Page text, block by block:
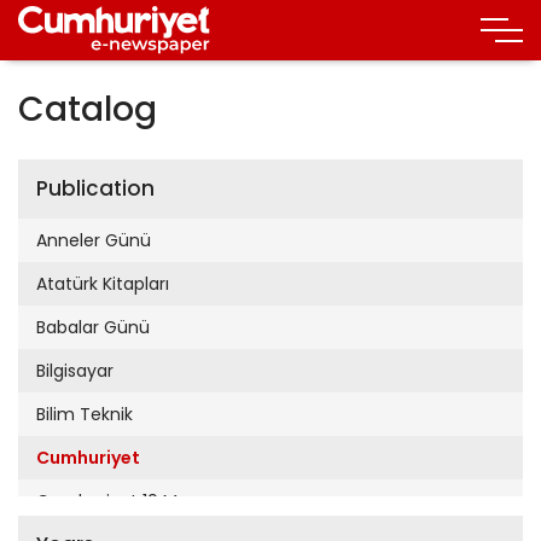
Catalog
Publication
Anneler Günü
Atatürk Kitapları
Babalar Günü
Bilgisayar
Bilim Teknik
Cumhuriyet
Cumhuriyet 19 Mayıs